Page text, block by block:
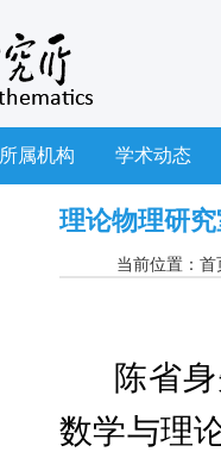
所属机构 学术动态
理论物理研
当前位置： 首
陈省
数学与理